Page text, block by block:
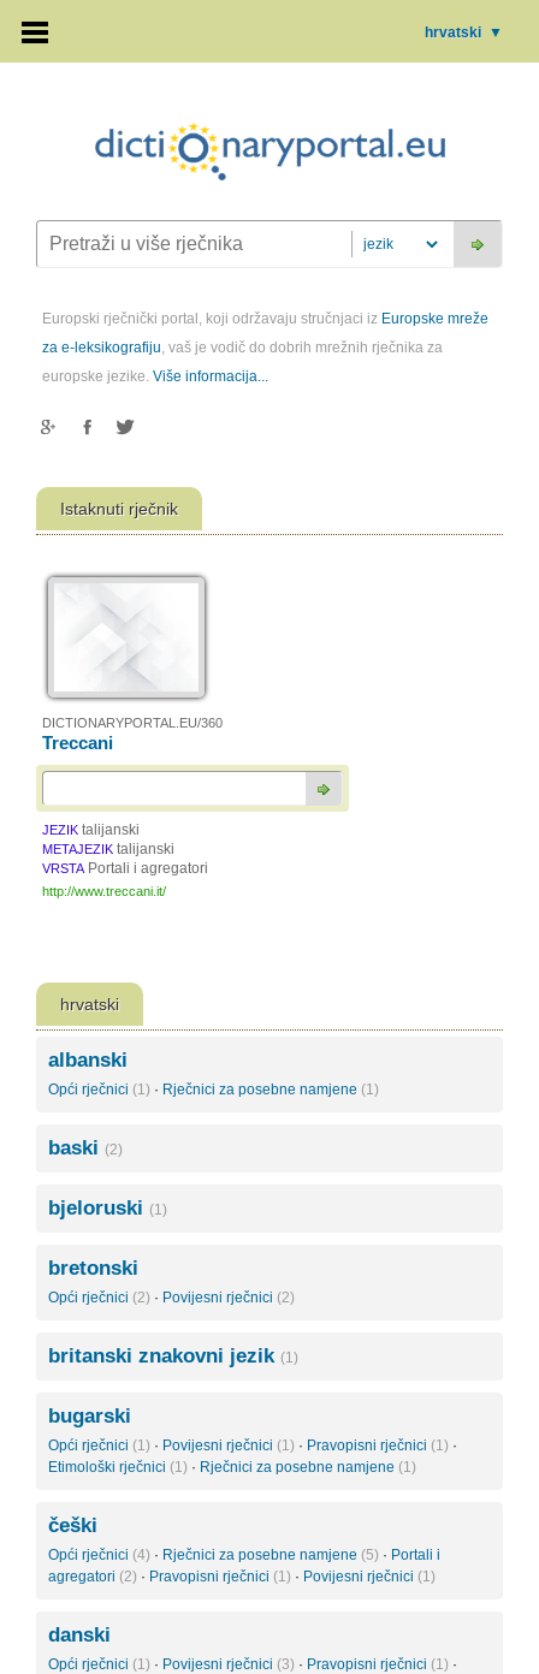
hrvatski ▼
Europski rječnički portal, koji održavaju stručnjaci iz Europske mreže
za e-leksikografiju, vaš je vodič do dobrih mrežnih rječnika za
europske jezike. Više informacija...
Istaknuti rječnik
DICTIONARYPORTAL.EU/360
Treccani
JEZIK talijanski
METAJEZIK talijanski
VRSTA Portali i agregatori
http://www.treccani.it/
hrvatski
albanski
Opći rječnici (1) · Rječnici za posebne namjene (1)
baski (2)
bjeloruski (1)
bretonski
Opći rječnici (2) · Povijesni rječnici (2)
britanski znakovni jezik (1)
bugarski
Opći rječnici (1) · Povijesni rječnici (1) · Pravopisni rječnici (1) ·
Etimološki rječnici (1) · Rječnici za posebne namjene (1)
češki
Opći rječnici (4) · Rječnici za posebne namjene (5) · Portali i
agregatori (2) · Pravopisni rječnici (1) · Povijesni rječnici (1)
danski
Opći rječnici (1) · Povijesni rječnici (3) · Pravopisni rječnici (1) ·